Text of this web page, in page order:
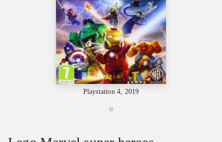
Playstation 4, 2019